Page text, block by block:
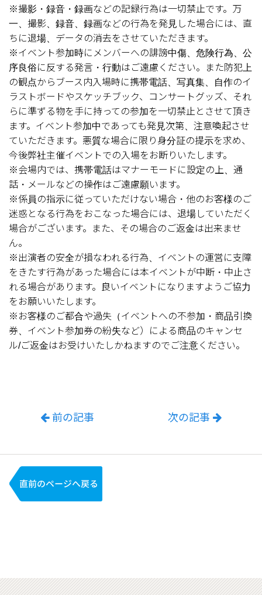
※撮影・録音・録画などの記録行為は一切禁止です。万
一、撮影、録音、録画などの行為を発見した場合には、直
ちに退場、データの消去をさせていただきます。
※イベント参加時にメンバーへの誹謗中傷、危険行為、公
序良俗に反する発言・行動はご遠慮ください。また防犯上
の観点からブース内入場時に携帯電話、写真集、自作のイ
ラストボードやスケッチブック、コンサートグッズ、それ
らに準ずる物を手に持っての参加を一切禁止とさせて頂き
ます。イベント参加中であっても発見次第、注意喚起させ
ていただきます。悪質な場合に限り身分証の提示を求め、
今後弊社主催イベントでの入場をお断りいたします。
※会場内では、携帯電話はマナーモードに設定の上、通
話・メールなどの操作はご遠慮願います。
※係員の指示に従っていただけない場合・他のお客様のご
迷惑となる行為をおこなった場合には、退場していただく
場合がございます。また、その場合のご返金は出来ませ
ん。
※出演者の安全が損なわれる行為、イベントの運営に支障
をきたす行為があった場合には本イベントが中断・中止さ
れる場合があります。良いイベントになりますようご協力
をお願いいたします。
※お客様のご都合や過失（イベントへの不参加・商品引換
券、イベント参加券の紛失など）による商品のキャンセ
ル/ご返金はお受けいたしかねますのでご注意ください。
前の記事 次の記事